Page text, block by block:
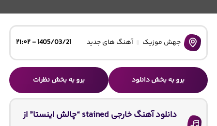
جهش موزیک آهنگ های جدید 1405/03/21 - ۲۱:۰۲
برو به بخش دانلود برو به بخش نظرات
دانلود آهنگ خارجی stained “چالش اینستا” از